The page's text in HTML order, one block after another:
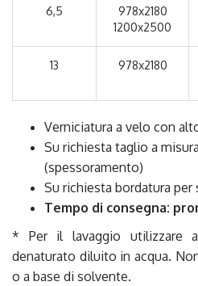
6,5
978x2180
1200x2500
13 978x2180
Verniciatura a velo con
Su richiesta taglio a
(spessoramento)
Su richiesta bordatura per
Tempo di consegna:
* Per il lavaggio utilizzare
denaturato diluito in acqua.
o a base di solvente.